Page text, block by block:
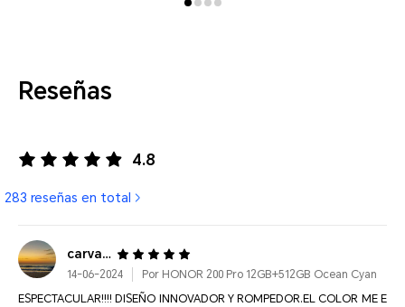
Reseñas
4.8
283 reseñas en total
carvallor*********@gmail.com
14-06-2024
Por HONOR 200 Pro 12GB+512GB Ocean Cyan
ESPECTACULAR!!!! DISEÑO INNOVADOR Y ROMPEDOR.EL COLOR ME E